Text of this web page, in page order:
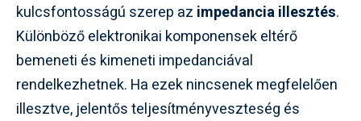
kulcsfontosságú szerep az impedancia illesztés.
Különböző elektronikai komponensek eltérő
bemeneti és kimeneti impedanciával
rendelkezhetnek. Ha ezek nincsenek megfelelően
illesztve, jelentős teljesítményveszteség és